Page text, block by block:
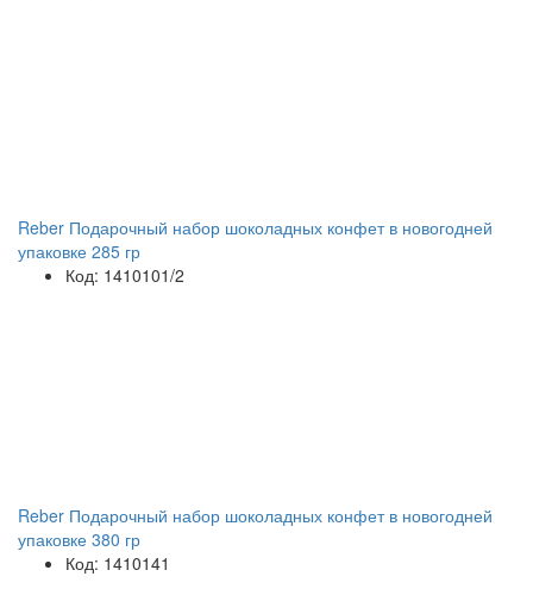
Reber Подарочный набор шоколадных конфет в новогодней
упаковке 285 гр
Код: 1410101/2
Reber Подарочный набор шоколадных конфет в новогодней
упаковке 380 гр
Код: 1410141